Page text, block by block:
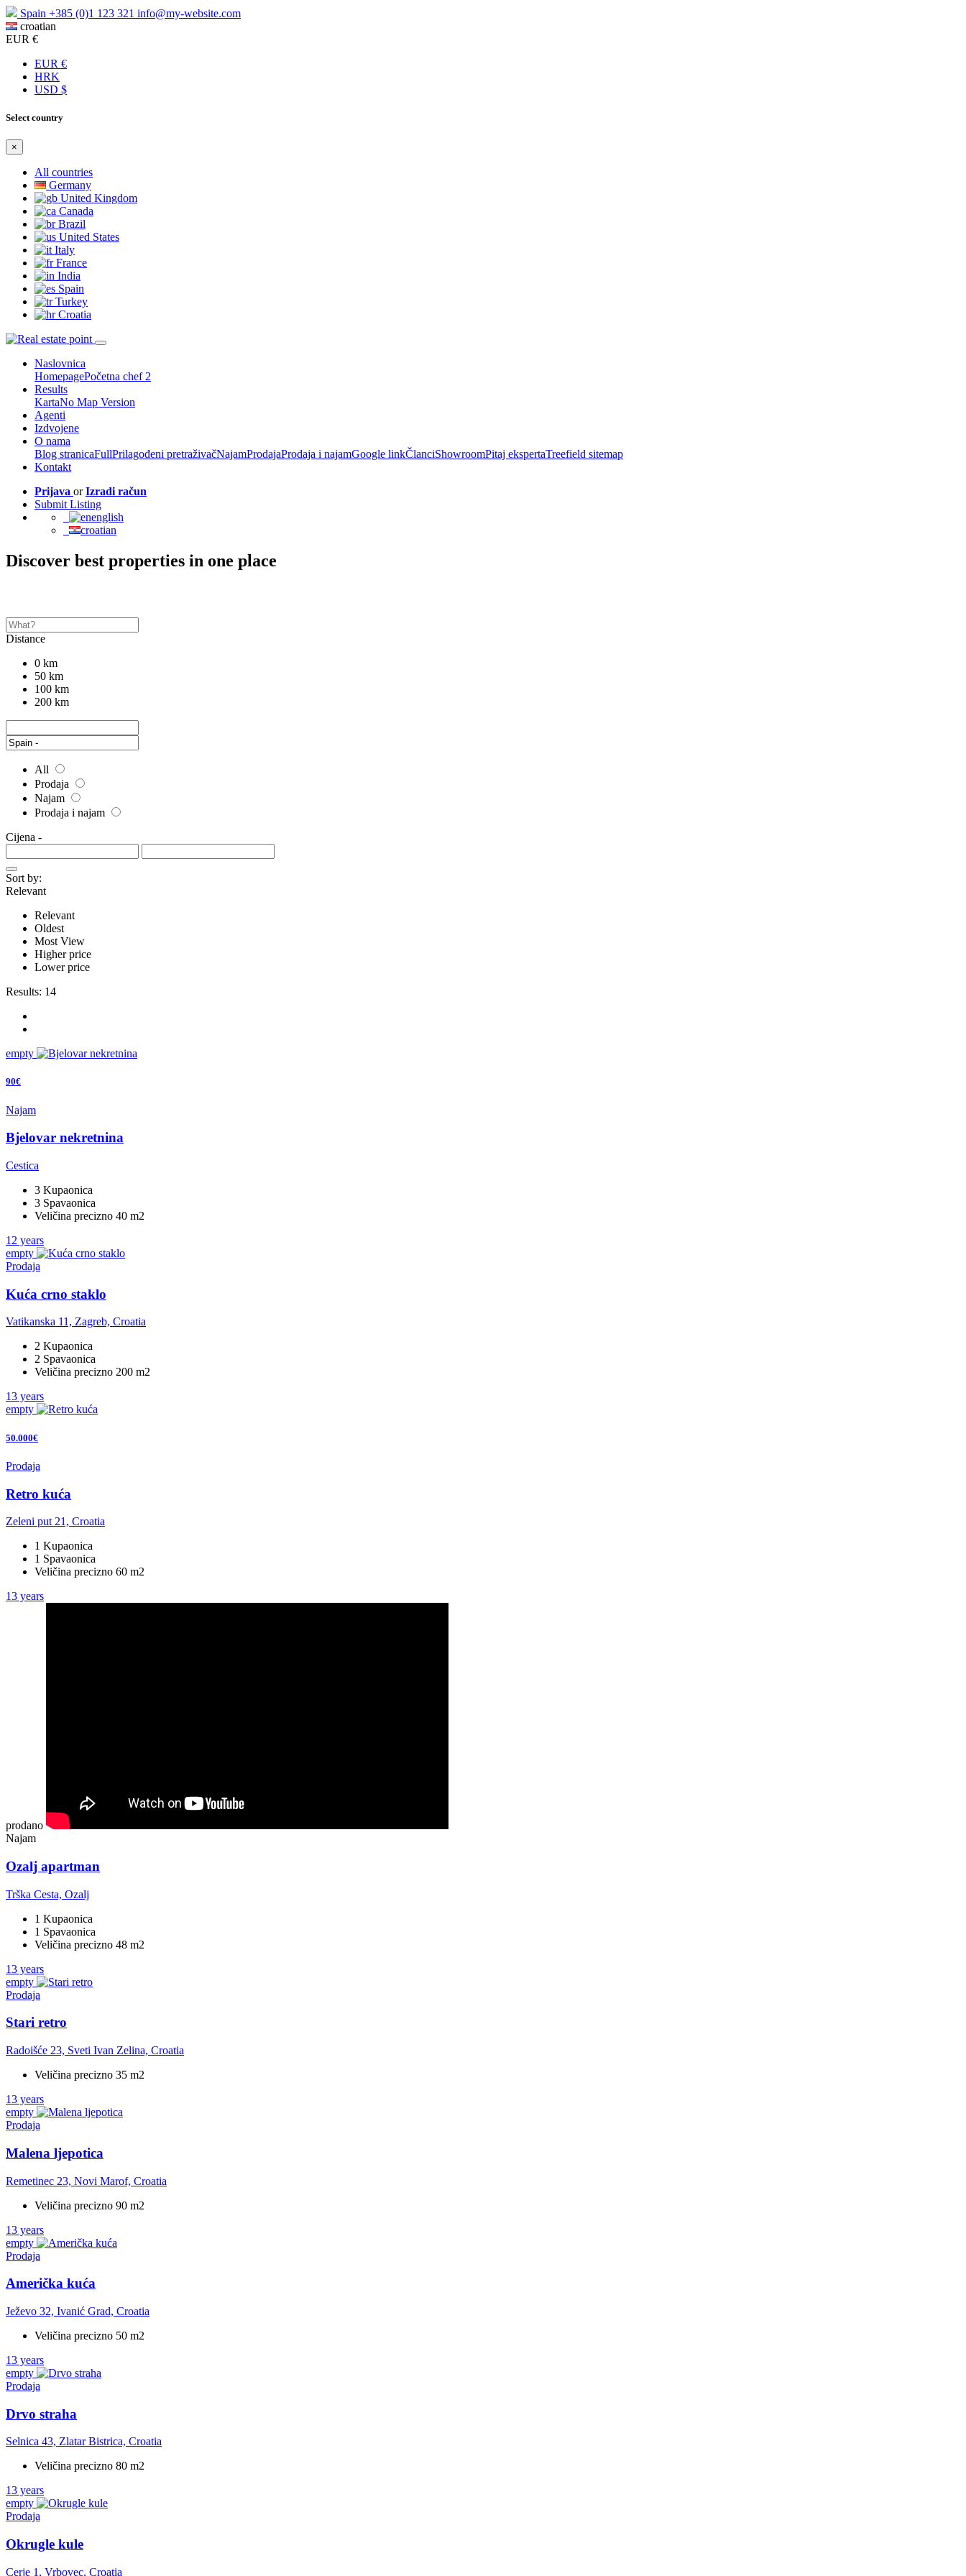
Spain +385 (0)1 123 321 info@my-website.com
croatian
EUR €
EUR €
HRK
USD $
Select country
×
All countries
Germany
United Kingdom
Canada
Brazil
United States
Italy
France
India
Spain
Turkey
Croatia
Naslovnica
HomepagePočetna chef 2
Results
KartaNo Map Version
Agenti
Izdvojene
O nama
Blog stranicaFullPrilagođeni pretraživačNajamProdajaProdaja i najamGoogle linkČlanciShowroomPitaj ekspertaTreefield sitemap
Kontakt
Prijava orIzradi račun
Submit Listing
english
croatian
Discover best properties in one place
Distance
0 km
50 km
100 km
200 km
All
Prodaja
Najam
Prodaja i najam
Cijena -
Sort by:
Relevant
Relevant
Oldest
Most View
Higher price
Lower price
Results: 14
empty
90€
Najam
Bjelovar nekretnina
Cestica
3 Kupaonica
3 Spavaonica
Veličina precizno 40 m2
12 years
empty
Prodaja
Kuća crno staklo
Vatikanska 11, Zagreb, Croatia
2 Kupaonica
2 Spavaonica
Veličina precizno 200 m2
13 years
empty
50.000€
Prodaja
Retro kuća
Zeleni put 21, Croatia
1 Kupaonica
1 Spavaonica
Veličina precizno 60 m2
13 years
prodano
Najam
Ozalj apartman
Trška Cesta, Ozalj
1 Kupaonica
1 Spavaonica
Veličina precizno 48 m2
13 years
empty
Prodaja
Stari retro
Radoišće 23, Sveti Ivan Zelina, Croatia
Veličina precizno 35 m2
13 years
empty
Prodaja
Malena ljepotica
Remetinec 23, Novi Marof, Croatia
Veličina precizno 90 m2
13 years
empty
Prodaja
Američka kuća
Ježevo 32, Ivanić Grad, Croatia
Veličina precizno 50 m2
13 years
empty
Prodaja
Drvo straha
Selnica 43, Zlatar Bistrica, Croatia
Veličina precizno 80 m2
13 years
empty
Prodaja
Okrugle kule
Cerje 1, Vrbovec, Croatia